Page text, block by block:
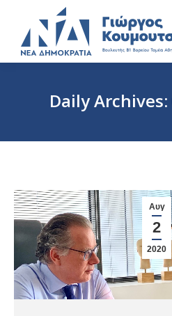
Daily Archives:
Αυγ
2
2020